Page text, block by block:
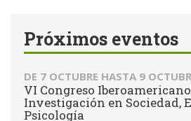
Próximos eventos
DE 7 OCTUBRE HASTA 9
VI Congreso
Investigación en Sociedad,
Psicología